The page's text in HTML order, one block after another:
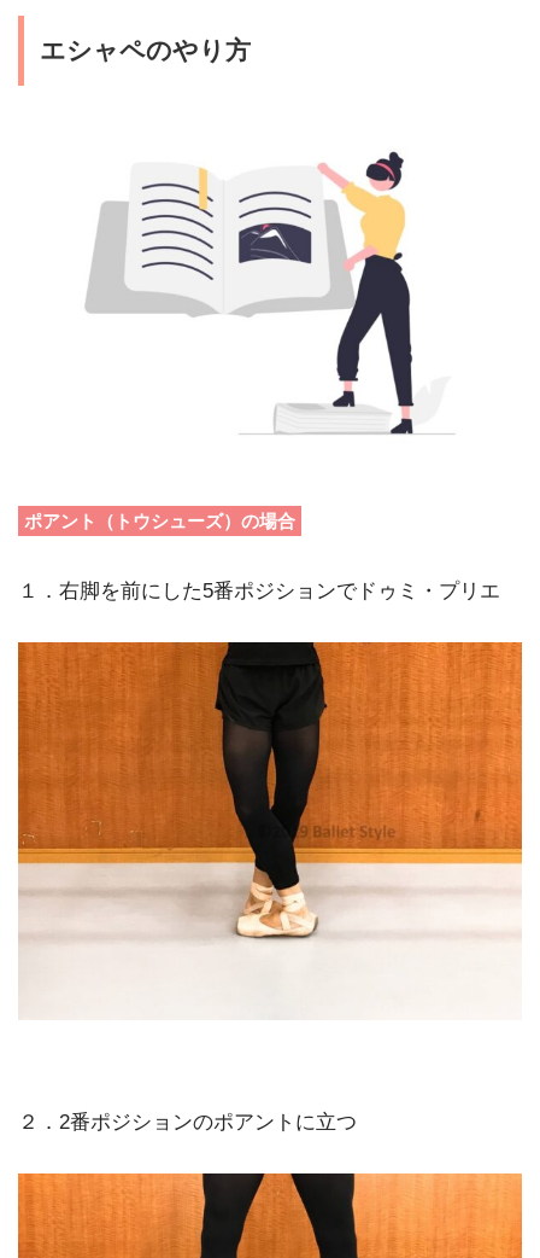
エシャペのやり方
ポアント（トウシューズ）の場合
１．右脚を前にした5番ポジションでドゥミ・プリエ
２．2番ポジションのポアントに立つ